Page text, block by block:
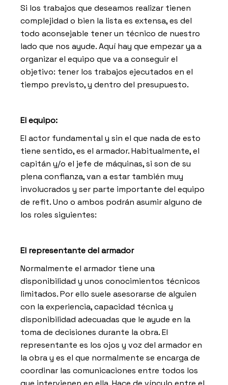
Si los trabajos que deseamos realizar tienen
complejidad o bien la lista es extensa, es del
todo aconsejable tener un técnico de nuestro
lado que nos ayude. Aquí hay que empezar ya a
organizar el equipo que va a conseguir el
objetivo: tener los trabajos ejecutados en el
tiempo previsto, y dentro del presupuesto.
El equipo:
El actor fundamental y sin el que nada de esto
tiene sentido, es el armador. Habitualmente, el
capitán y/o el jefe de máquinas, si son de su
plena confianza, van a estar también muy
involucrados y ser parte importante del equipo
de refit. Uno o ambos podrán asumir alguno de
los roles siguientes:
El representante del armador
Normalmente el armador tiene una
disponibilidad y unos conocimientos técnicos
limitados. Por ello suele asesorarse de alguien
con la experiencia, capacidad técnica y
disponibilidad adecuadas que le ayude en la
toma de decisiones durante la obra. El
representante es los ojos y voz del armador en
la obra y es el que normalmente se encarga de
coordinar las comunicaciones entre todos los